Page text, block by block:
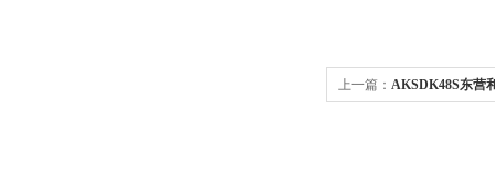
上一篇： AKSDK48S东营